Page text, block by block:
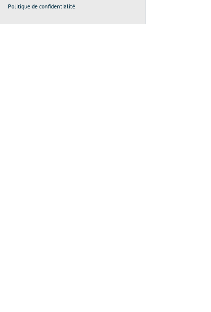
Politique de confidentialité